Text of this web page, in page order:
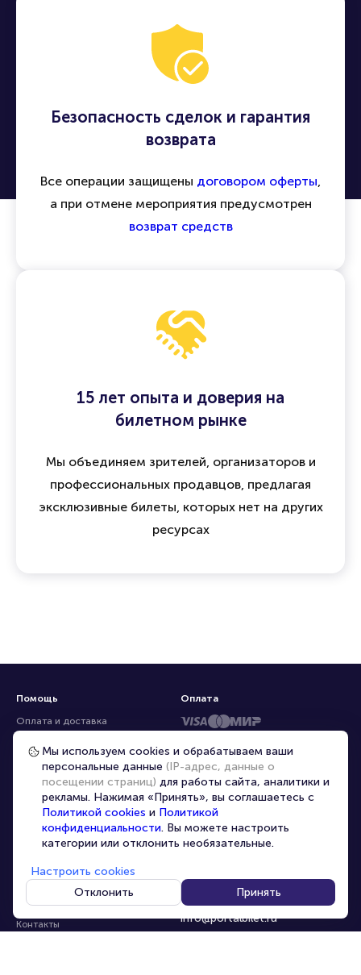
Безопасность сделок и гарантия
возврата
Все операции защищены договором оферты,
а при отмене мероприятия предусмотрен
возврат средств
15 лет опыта и доверия на
билетном рынке
Мы объединяем зрителей, организаторов и
профессиональных продавцов, предлагая
эксклюзивные билеты, которых нет на других
ресурсах
Помощь
Оплата и доставка
Частые вопросы
Перепродажа билетов
Организаторам
Корпоративным клиентам
VIP-билеты
Персональные данные
О компании
Контакты
8-800-500-42-62
8-499-226-15-14
info@portalbilet.ru
С 10:00 до 21:00,
Оплата
Мы используем cookies и обрабатываем ваши
персональные данные (IP-адрес, данные о
посещении страниц) для работы сайта, аналитики и
рекламы. Нажимая «Принять», вы соглашаетесь с
Политикой cookies и Политикой
конфиденциальности. Вы можете настроить
категории или отклонить необязательные.
Настроить cookies
Отклонить
Принять